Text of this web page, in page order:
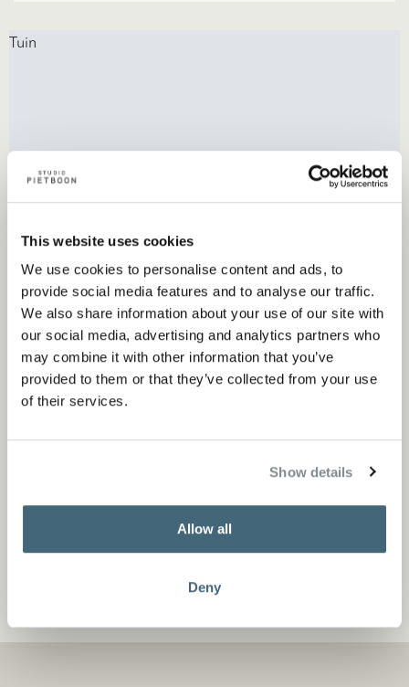
This website uses cookies
We use cookies to personalise content and ads, to
provide social media features and to analyse our traffic.
We also share information about your use of our site with
our social media, advertising and analytics partners who
may combine it with other information that you’ve
provided to them or that they’ve collected from your use
of their services.
Show details
Allow all
Deny
Tuin
GIJS ligbed & zonnebed voor buiten
Tuin